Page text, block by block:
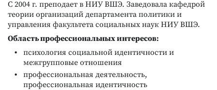
С 2004 г. преподает в НИУ ВШЭ. Заведовала кафедрой
теории организаций департамента политики и
управления факультета социальных наук НИУ ВШЭ.
Область профессиональных интересов:
психология социальной идентичности и
межгрупповые отношения
профессиональная деятельность,
профессиональная идентичность